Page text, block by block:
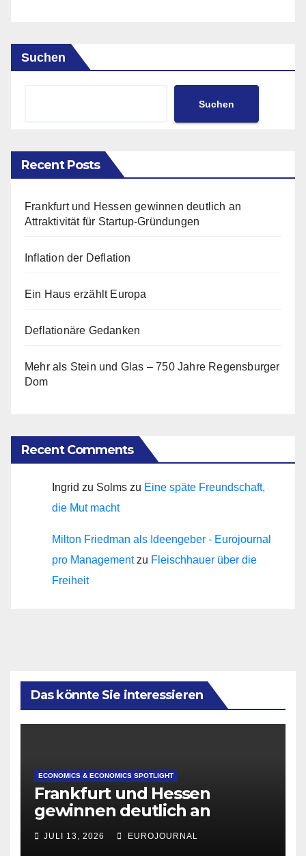
Suchen
Suchen
Recent Posts
Frankfurt und Hessen gewinnen deutlich an
Attraktivität für Startup-Gründungen
Inflation der Deflation
Ein Haus erzählt Europa
Deflationäre Gedanken
Mehr als Stein und Glas – 750 Jahre Regensburger
Dom
Recent Comments
Ingrid zu Solms zu Eine späte Freundschaft,
die Mut macht
Milton Friedman als Ideengeber - Eurojournal
pro Managementzu Fleischhauer über die
Freiheit
Das könnte Sie interessieren
ECONOMICS & ECONOMICS SPOTLIGHT
Frankfurt und Hessen
gewinnen deutlich an
Attraktivität für Startup-
Gründungen
JULI 13, 2026 EUROJOURNAL